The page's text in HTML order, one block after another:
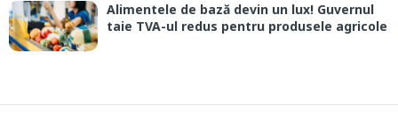
Alimentele de bază devin un lux! Guvernul
taie TVA-ul redus pentru produsele agricole